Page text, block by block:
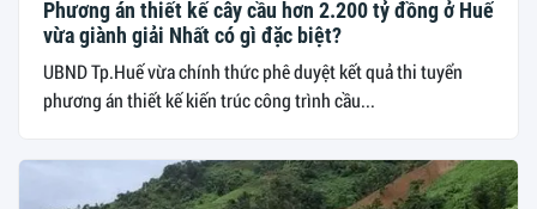
Phương án thiết kế cây cầu hơn 2.200 tỷ đồng ở Huế
vừa giành giải Nhất có gì đặc biệt?
UBND Tp.Huế vừa chính thức phê duyệt kết quả thi tuyển
phương án thiết kế kiến trúc công trình cầu...